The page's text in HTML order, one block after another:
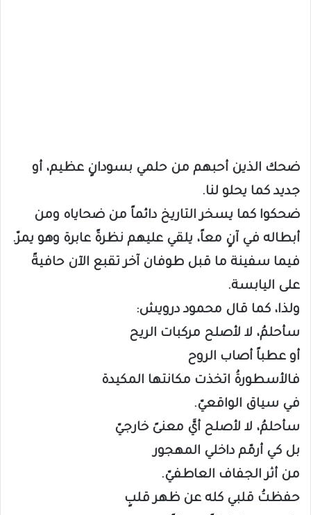
ضحك الذين أحبهم من حلمي بسودانٍ عظيم، أو
جديد كما يحلو لنا.
ضحكوا كما يسخر التاريخ دائماً من ضحاياه ومن
أبطاله في آنٍ معاً، يلقي عليهم نظرةً عابرة وهو يمرّ.
فيما سفينة ما قبل طوفان آخر تقبع الآن حافيةً
على اليابسة.
ولذا، كما قال محمود درويش:
سأحلمُ، لا لأصلح مركبات الريح
أو عطباً أصاب الروح
فالأسطورةُ اتخذت مكانتها المكيدة
في سياق الواقعيّ.
سأحلمُ، لا لأصلح أيَّ معنىً خارجيّ
بل كي أرمّم داخلي المهجور
من أثر الجفاف العاطفيّ.
حفظتُ قلبي كله عن ظهر قلبٍ